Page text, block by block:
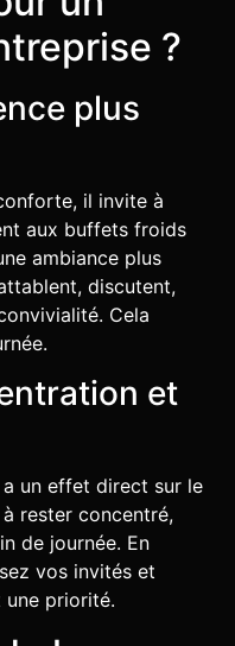
?
plus
il invite à
aux buffets froids
ambiance plus
discutent,
Cela
et
un effet direct sur le
à rester concentré,
de journée. En
vos invités et
priorité.